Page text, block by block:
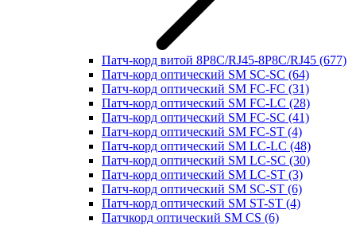
Патч-корд витой 8P8C/RJ45-8P8C/RJ45 (677)
Патч-корд оптический SM SC-SC (64)
Патч-корд оптический SM FC-FC (31)
Патч-корд оптический SM FC-LC (28)
Патч-корд оптический SM FC-SC (41)
Патч-корд оптический SM FC-ST (4)
Патч-корд оптический SM LC-LC (48)
Патч-корд оптический SM LC-SC (30)
Патч-корд оптический SM LC-ST (3)
Патч-корд оптический SM SC-ST (6)
Патч-корд оптический SM ST-ST (4)
Патчкорд оптический SM CS (6)